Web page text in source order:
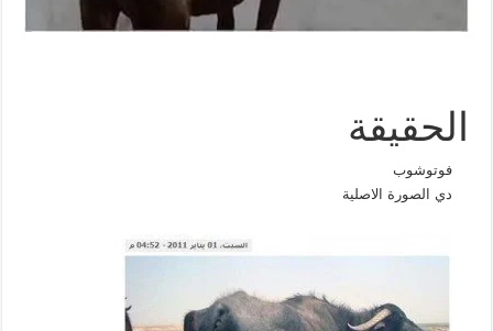
الحقيقة
فوتوشوب
دي الصورة الاصلية